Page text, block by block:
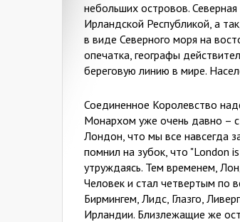
небольших островов.
Ирландской Республикой, а
в виде Северного моря на
опечатка, географы
береговую линию в мире.
Соединенное Королевство
Монархом уже очень давно – с
Лондон, что мы все навсегда
помнил на зубок, что "London
утруждаясь. Тем временем,
Человек и стал четвертым по
Бирмингем, Лидс, Глазго,
Ирландии. Близлежащие же